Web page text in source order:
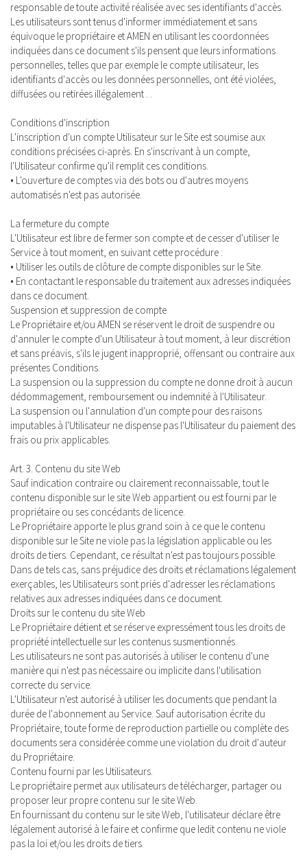
responsable de toute activité réalisée avec ses identifiants d'accès.
Les utilisateurs sont tenus d'informer immédiatement et sans
équivoque le propriétaire et AMEN en utilisant les coordonnées
indiquées dans ce document s'ils pensent que leurs informations
personnelles, telles que par exemple le compte utilisateur, les
identifiants d'accès ou les données personnelles, ont été violées,
diffusées ou retirées illégalement . .
Conditions d'inscription
L'inscription d'un compte Utilisateur sur le Site est soumise aux
conditions précisées ci-après. En s'inscrivant à un compte,
l'Utilisateur confirme qu'il remplit ces conditions.
• L'ouverture de comptes via des bots ou d'autres moyens
automatisés n'est pas autorisée.
La fermeture du compte
L'Utilisateur est libre de fermer son compte et de cesser d'utiliser le
Service à tout moment, en suivant cette procédure :
• Utiliser les outils de clôture de compte disponibles sur le Site.
• En contactant le responsable du traitement aux adresses indiquées
dans ce document.
Suspension et suppression de compte
Le Propriétaire et/ou AMEN se réservent le droit de suspendre ou
d'annuler le compte d'un Utilisateur à tout moment, à leur discrétion
et sans préavis, s'ils le jugent inapproprié, offensant ou contraire aux
présentes Conditions.
La suspension ou la suppression du compte ne donne droit à aucun
dédommagement, remboursement ou indemnité à l'Utilisateur.
La suspension ou l'annulation d'un compte pour des raisons
imputables à l'Utilisateur ne dispense pas l'Utilisateur du paiement des
frais ou prix applicables.
Art. 3. Contenu du site Web
Sauf indication contraire ou clairement reconnaissable, tout le
contenu disponible sur le site Web appartient ou est fourni par le
propriétaire ou ses concédants de licence.
Le Propriétaire apporte le plus grand soin à ce que le contenu
disponible sur le Site ne viole pas la législation applicable ou les
droits de tiers. Cependant, ce résultat n'est pas toujours possible.
Dans de tels cas, sans préjudice des droits et réclamations légalement
exerçables, les Utilisateurs sont priés d'adresser les réclamations
relatives aux adresses indiquées dans ce document.
Droits sur le contenu du site Web
Le Propriétaire détient et se réserve expressément tous les droits de
propriété intellectuelle sur les contenus susmentionnés.
Les utilisateurs ne sont pas autorisés à utiliser le contenu d'une
manière qui n'est pas nécessaire ou implicite dans l'utilisation
correcte du service.
L'Utilisateur n'est autorisé à utiliser les documents que pendant la
durée de l'abonnement au Service. Sauf autorisation écrite du
Propriétaire, toute forme de reproduction partielle ou complète des
documents sera considérée comme une violation du droit d'auteur
du Propriétaire.
Contenu fourni par les Utilisateurs.
Le propriétaire permet aux utilisateurs de télécharger, partager ou
proposer leur propre contenu sur le site Web.
En fournissant du contenu sur le site Web, l'utilisateur déclare être
légalement autorisé à le faire et confirme que ledit contenu ne viole
pas la loi et/ou les droits de tiers.